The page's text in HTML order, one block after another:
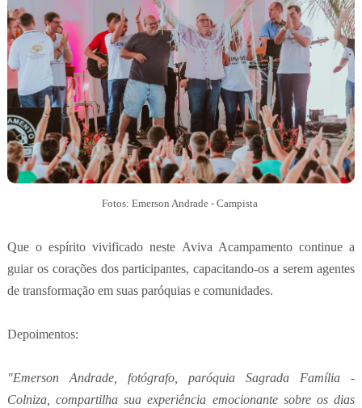
Fotos: Emerson Andrade - Campista
Que o espírito vivificado neste Aviva Acampamento continue a
guiar os corações dos participantes, capacitando-os a serem agentes
de transformação em suas paróquias e comunidades.
Depoimentos:
"Emerson Andrade, fotógrafo, paróquia Sagrada Família -
Colniza, compartilha sua experiência emocionante sobre os dias